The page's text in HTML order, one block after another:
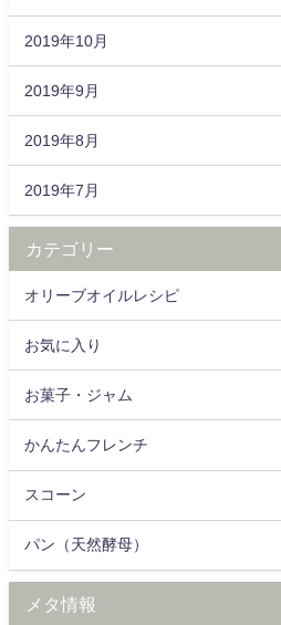
2019年10月
2019年9月
2019年8月
2019年7月
カテゴリー
オリーブオイルレシピ
お気に入り
お菓子・ジャム
かんたんフレンチ
スコーン
パン（天然酵母）
メタ情報